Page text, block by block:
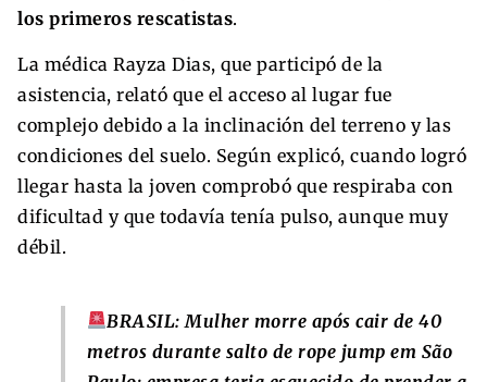
los primeros rescatistas.
La médica Rayza Dias, que participó de la
asistencia, relató que el acceso al lugar fue
complejo debido a la inclinación del terreno y las
condiciones del suelo. Según explicó, cuando logró
llegar hasta la joven comprobó que respiraba con
dificultad y que todavía tenía pulso, aunque muy
débil.
BRASIL: Mulher morre após cair de 40
metros durante salto de rope jump em São